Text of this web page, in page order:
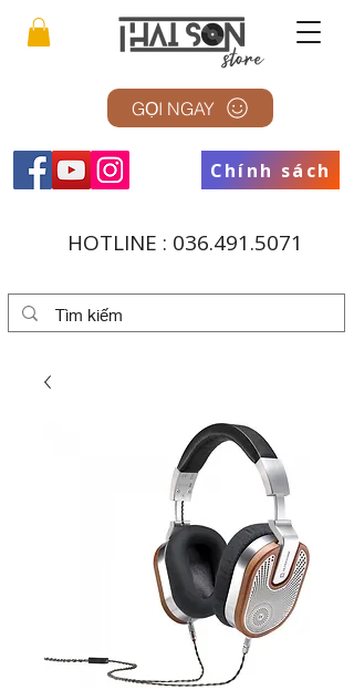
GỌI NGAY
Chính sách
HOTLINE : 036.491.5071